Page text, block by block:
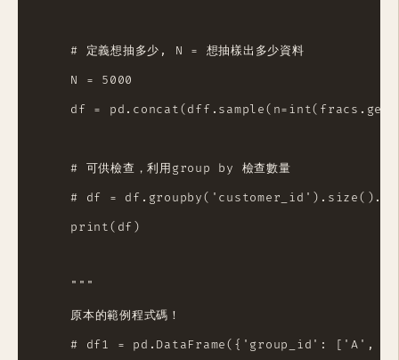
    # 定義想抽多少, N = 想抽樣出多少資料
    N = 5000
df =
    # 可供檢查，利用group by 檢查數量
# df =
    print(df)
    """
    原本的範例程式碼！
# df1 = pd.DataFrame({'group_id': ['A',